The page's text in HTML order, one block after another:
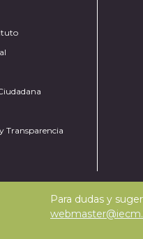
Transparencia
Para dudas y